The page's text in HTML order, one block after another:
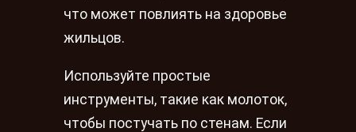
что может повлиять на здоровье
жильцов.
Используйте простые
инструменты, такие как молоток,
чтобы постучать по стенам. Если